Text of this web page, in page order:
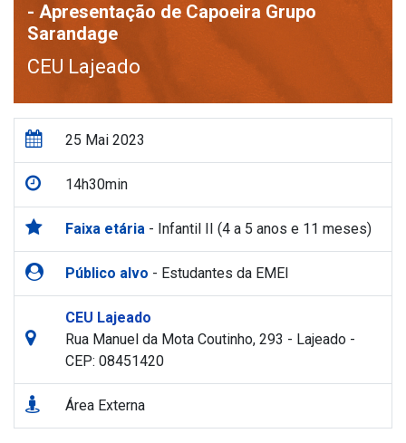
- Apresentação de Capoeira Grupo
Sarandage
CEU Lajeado
25 Mai 2023
14h30min
Faixa etária - Infantil II (4 a 5 anos e 11 meses)
Público alvo - Estudantes da EMEI
CEU Lajeado
Rua Manuel da Mota Coutinho, 293 - Lajeado -
CEP: 08451420
Área Externa